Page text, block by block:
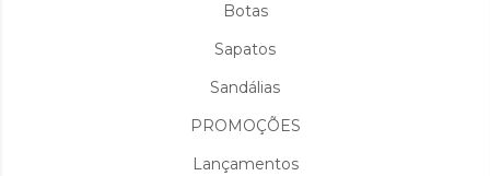
Botas
Sapatos
Sandálias
PROMOÇÕES
Lançamentos